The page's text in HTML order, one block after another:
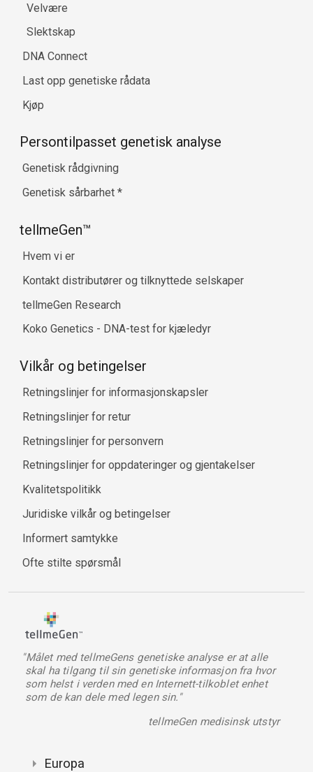
Velvære
Slektskap
DNA Connect
Last opp genetiske rådata
Kjøp
Persontilpasset genetisk analyse
Genetisk rådgivning
Genetisk sårbarhet *
tellmeGen™
Hvem vi er
Kontakt distributører og tilknyttede selskaper
tellmeGen Research
Koko Genetics - DNA-test for kjæledyr
Vilkår og betingelser
Retningslinjer for informasjonskapsler
Retningslinjer for retur
Retningslinjer for personvern
Retningslinjer for oppdateringer og gjentakelser
Kvalitetspolitikk
Juridiske vilkår og betingelser
Informert samtykke
Ofte stilte spørsmål
"Målet med tellmeGens genetiske analyse er at alle
skal ha tilgang til sin genetiske informasjon fra hvor
som helst i verden med en Internett-tilkoblet enhet
som de kan dele med legen sin."
tellmeGen medisinsk utstyr
Europa